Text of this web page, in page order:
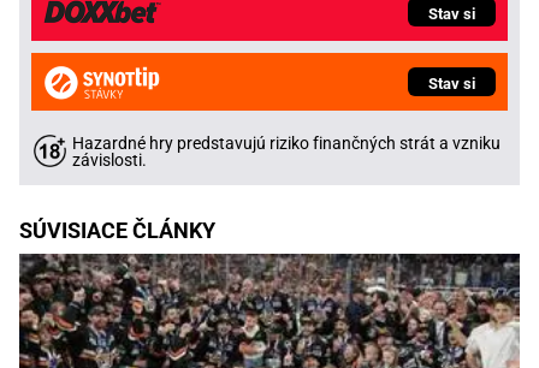
Stav si
Stav si
Hazardné hry predstavujú riziko finančných strát a vzniku
závislosti.
SÚVISIACE ČLÁNKY